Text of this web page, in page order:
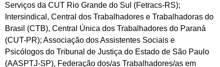
Serviços da CUT Rio Grande do Sul (Fetracs-RS);
Intersindical, Central dos Trabalhadores e Trabalhadoras do
Brasil (CTB), Central Única dos Trabalhadores do Paraná
(CUT-PR); Associação dos Assistentes Sociais e
Psicólogos do Tribunal de Justiça do Estado de São Paulo
(AASPTJ-SP), Federação dos/as Trabalhadores/as em